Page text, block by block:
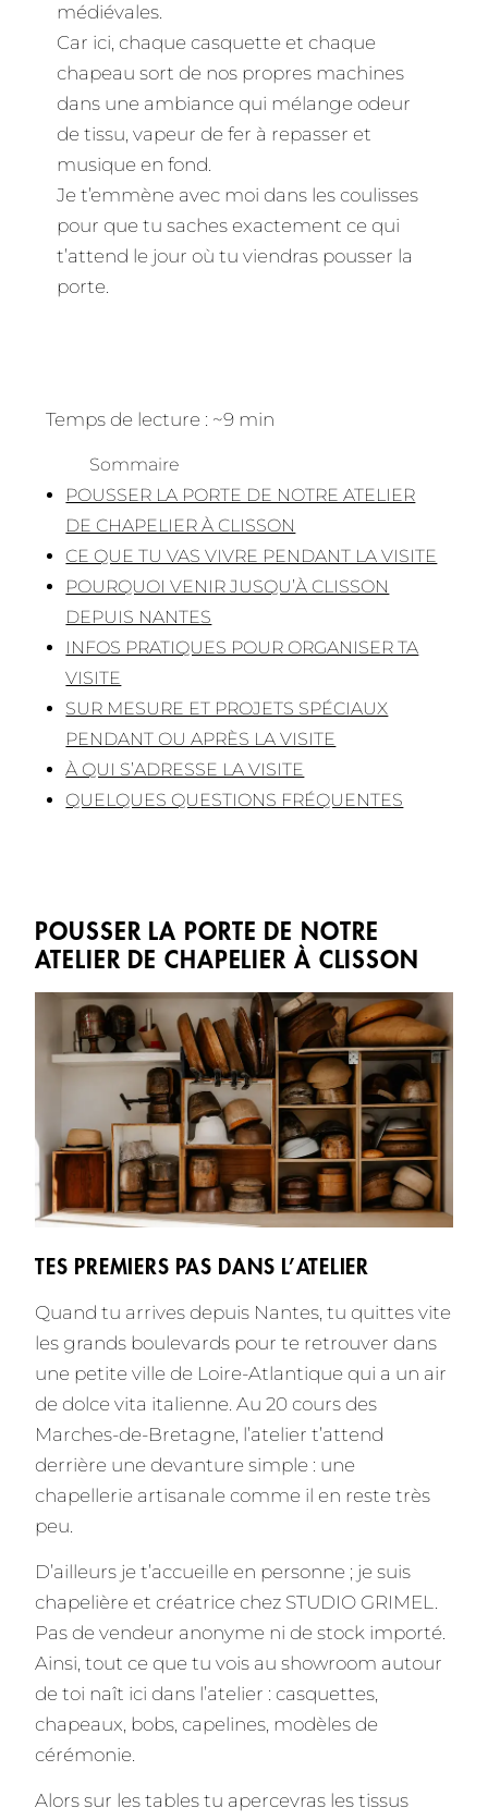
médiévales.
Car ici, chaque casquette et chaque
chapeau sort de nos propres machines
dans une ambiance qui mélange odeur
de tissu, vapeur de fer à repasser et
musique en fond.
Je t’emmène avec moi dans les coulisses
pour que tu saches exactement ce qui
t’attend le jour où tu viendras pousser la
porte.
Temps de lecture : ~9 min
Sommaire
POUSSER LA PORTE DE NOTRE ATELIER
DE CHAPELIER À CLISSON
CE QUE TU VAS VIVRE PENDANT LA VISITE
POURQUOI VENIR JUSQU’À CLISSON
DEPUIS NANTES
INFOS PRATIQUES POUR ORGANISER TA
VISITE
SUR MESURE ET PROJETS SPÉCIAUX
PENDANT OU APRÈS LA VISITE
À QUI S’ADRESSE LA VISITE
QUELQUES QUESTIONS FRÉQUENTES
POUSSER LA PORTE DE NOTRE
ATELIER DE CHAPELIER À CLISSON
TES PREMIERS PAS DANS L’ATELIER
Quand tu arrives depuis Nantes, tu quittes vite
les grands boulevards pour te retrouver dans
une petite ville de Loire-Atlantique qui a un air
de dolce vita italienne. Au 20 cours des
Marches-de-Bretagne, l’atelier t’attend
derrière une devanture simple : une
chapellerie artisanale comme il en reste très
peu.
D’ailleurs je t’accueille en personne ; je suis
chapelière et créatrice chez STUDIO GRIMEL.
Pas de vendeur anonyme ni de stock importé.
Ainsi, tout ce que tu vois au showroom autour
de toi naît ici dans l’atelier : casquettes,
chapeaux, bobs, capelines, modèles de
cérémonie.
Alors sur les tables tu apercevras les tissus